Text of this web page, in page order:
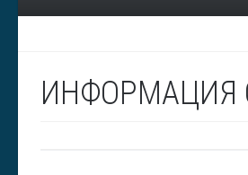
ИНФОРМАЦИЯ